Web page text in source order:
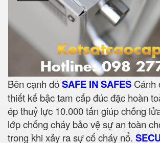
Bên cạnh đóSAFE IN SAFES Cánh
thiết kế bậc tam cấp đúc đặc hoàn
ép thuỷ lực 10.000 tấn giúp chống
lớp chống cháy bảo vệ sự an toàn
trong khi xảy ra sự cố cháy nổ.